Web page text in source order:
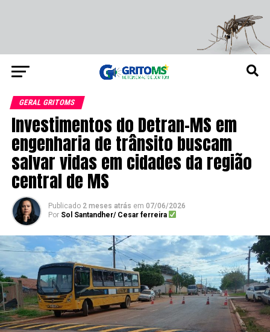
GERAL GRITOMS
Investimentos do Detran-MS em
engenharia de trânsito buscam
salvar vidas em cidades da região
central de MS
Publicado 2 meses atrás em 07/06/2026
Por Sol Santandher/ Cesar ferreira